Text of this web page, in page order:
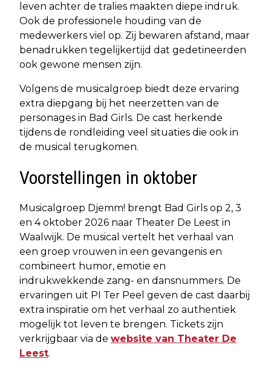
leven achter de tralies maakten diepe indruk.
Ook de professionele houding van de
medewerkers viel op. Zij bewaren afstand, maar
benadrukken tegelijkertijd dat gedetineerden
ook gewone mensen zijn.
Volgens de musicalgroep biedt deze ervaring
extra diepgang bij het neerzetten van de
personages in Bad Girls. De cast herkende
tijdens de rondleiding veel situaties die ook in
de musical terugkomen.
Voorstellingen in oktober
Musicalgroep Djemm! brengt Bad Girls op 2, 3
en 4 oktober 2026 naar Theater De Leest in
Waalwijk. De musical vertelt het verhaal van
een groep vrouwen in een gevangenis en
combineert humor, emotie en
indrukwekkende zang- en dansnummers. De
ervaringen uit PI Ter Peel geven de cast daarbij
extra inspiratie om het verhaal zo authentiek
mogelijk tot leven te brengen. Tickets zijn
verkrijgbaar via de website van Theater De
Leest.